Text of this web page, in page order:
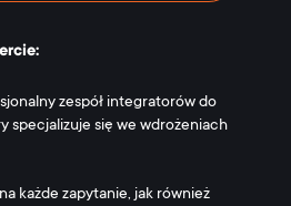
zespół integratorów do
specjalizuje się we wdrożeniach
każde zapytanie, jak również